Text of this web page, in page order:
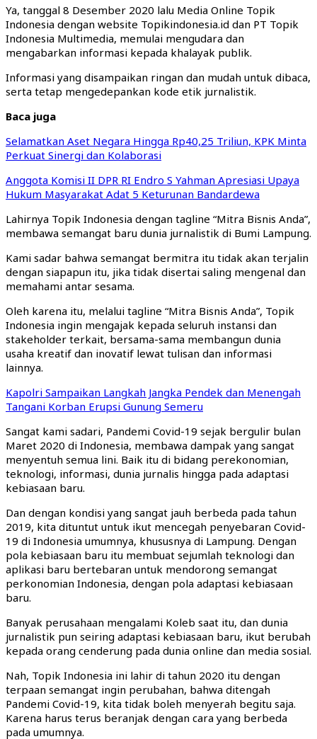
Ya, tanggal 8 Desember 2020 lalu Media Online Topik
Indonesia dengan website Topikindonesia.id dan PT Topik
Indonesia Multimedia, memulai mengudara dan
mengabarkan informasi kepada khalayak publik.
Informasi yang disampaikan ringan dan mudah untuk dibaca,
serta tetap mengedepankan kode etik jurnalistik.
Baca juga
Selamatkan Aset Negara Hingga Rp40,25 Triliun, KPK Minta
Perkuat Sinergi dan Kolaborasi
Anggota Komisi II DPR RI Endro S Yahman Apresiasi Upaya
Hukum Masyarakat Adat 5 Keturunan Bandardewa
Lahirnya Topik Indonesia dengan tagline “Mitra Bisnis Anda”,
membawa semangat baru dunia jurnalistik di Bumi Lampung.
Kami sadar bahwa semangat bermitra itu tidak akan terjalin
dengan siapapun itu, jika tidak disertai saling mengenal dan
memahami antar sesama.
Oleh karena itu, melalui tagline “Mitra Bisnis Anda”, Topik
Indonesia ingin mengajak kepada seluruh instansi dan
stakeholder terkait, bersama-sama membangun dunia
usaha kreatif dan inovatif lewat tulisan dan informasi
lainnya.
Kapolri Sampaikan Langkah Jangka Pendek dan Menengah
Tangani Korban Erupsi Gunung Semeru
Sangat kami sadari, Pandemi Covid-19 sejak bergulir bulan
Maret 2020 di Indonesia, membawa dampak yang sangat
menyentuh semua lini. Baik itu di bidang perekonomian,
teknologi, informasi, dunia jurnalis hingga pada adaptasi
kebiasaan baru.
Dan dengan kondisi yang sangat jauh berbeda pada tahun
2019, kita dituntut untuk ikut mencegah penyebaran Covid-
19 di Indonesia umumnya, khususnya di Lampung. Dengan
pola kebiasaan baru itu membuat sejumlah teknologi dan
aplikasi baru bertebaran untuk mendorong semangat
perkonomian Indonesia, dengan pola adaptasi kebiasaan
baru.
Banyak perusahaan mengalami Koleb saat itu, dan dunia
jurnalistik pun seiring adaptasi kebiasaan baru, ikut berubah
kepada orang cenderung pada dunia online dan media sosial.
Nah, Topik Indonesia ini lahir di tahun 2020 itu dengan
terpaan semangat ingin perubahan, bahwa ditengah
Pandemi Covid-19, kita tidak boleh menyerah begitu saja.
Karena harus terus beranjak dengan cara yang berbeda
pada umumnya.